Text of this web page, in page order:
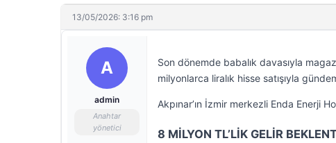
13/05/2026: 3:16 pm
A
admin
Anahtar
yönetici
Son dönemde babalık davasıyla
milyonlarca liralık hisse satışıyla
Akpınar’ın İzmir merkezli Enda Enerji
8 MİLYON TL’LİK GELİR